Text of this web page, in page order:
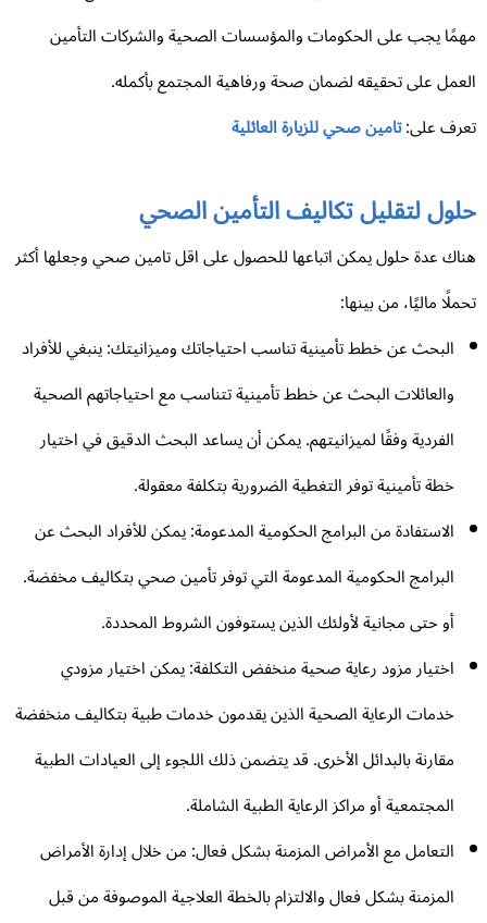
يجب على الحكومات والمؤسسات الصحية والشركات التأمين
على تحقيقه لضمان صحة ورفاهية المجتمع بأكمله.
على:تامين صحي للزيارة العائلية
لتقليل تكاليف التأمين الصحي
عدة حلول يمكن اتباعها للحصول على اقل تامين صحي وجعلها أكثر
ماليًا، من بينها:
البحث عن خطط تأمينية تناسب احتياجاتك وميزانيتك: ينبغي للأفراد
والعائلات البحث عن خطط تأمينية تتناسب مع احتياجاتهم الصحية
الفردية وفقًا لميزانيتهم. يمكن أن يساعد البحث الدقيق في اختيار
خطة تأمينية توفر التغطية الضرورية بتكلفة معقولة.
الاستفادة من البرامج الحكومية المدعومة: يمكن للأفراد البحث عن
البرامج الحكومية المدعومة التي توفر تأمين صحي بتكاليف مخفضة.
أو حتى مجانية لأولئك الذين يستوفون الشروط المحددة.
اختيار مزود رعاية صحية منخفض التكلفة: يمكن اختيار مزودي
خدمات الرعاية الصحية الذين يقدمون خدمات طبية بتكاليف منخفضة
مقارنة بالبدائل الأخرى. قد يتضمن ذلك اللجوء إلى العيادات الطبية
المجتمعية أو مراكز الرعاية الطبية الشاملة.
التعامل مع الأمراض المزمنة بشكل فعال: من خلال إدارة الأمراض
المزمنة بشكل فعال والالتزام بالخطة العلاجية الموصوفة من قبل